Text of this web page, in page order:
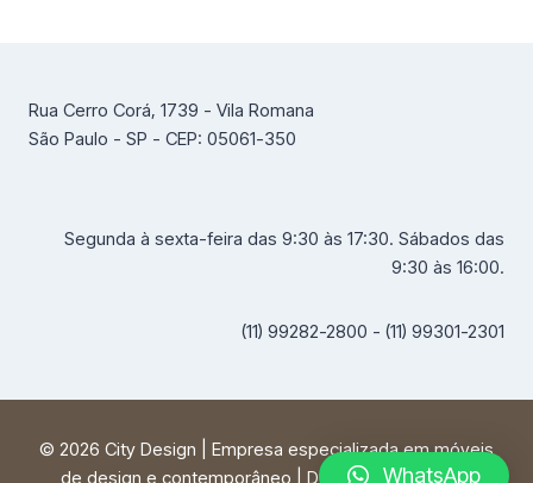
Rua Cerro Corá, 1739 - Vila Romana
São Paulo - SP - CEP: 05061-350
Segunda à sexta-feira das 9:30 às 17:30. Sábados das
9:30 às 16:00.
(11) 99282-2800 - (11) 99301-2301
© 2026 City Design | Empresa especializada em móveis
de design e contemporâneo | Desenvolvido porFF
WhatsApp